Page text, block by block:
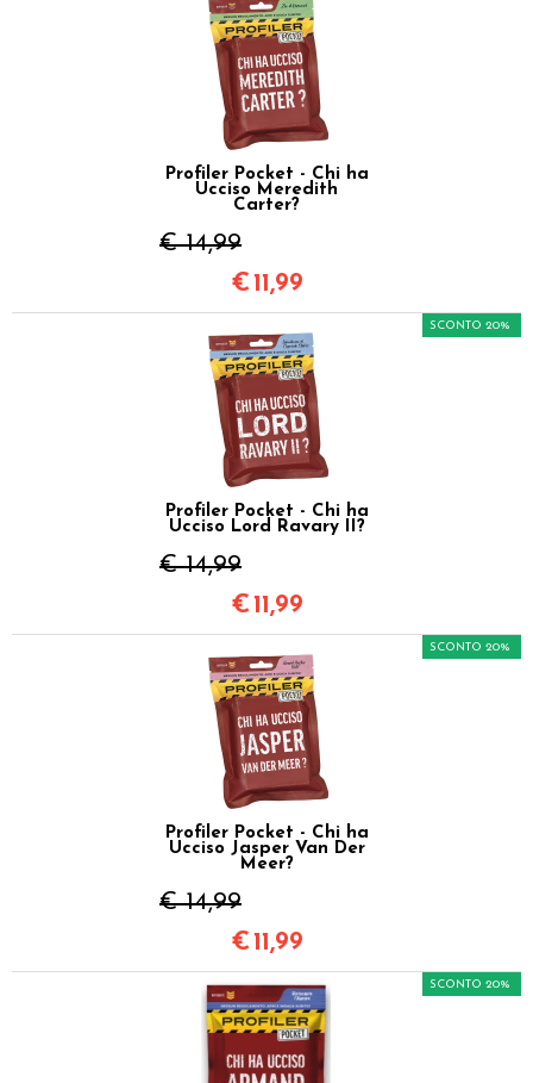
Profiler Pocket - Chi ha
Ucciso Meredith
Carter?
€ 14,99
€ 11,99
Profiler Pocket - Chi ha
Ucciso Lord Ravary II?
€ 14,99
SCONTO 20%
€ 11,99
Profiler Pocket - Chi ha
Ucciso Jasper Van Der
Meer?
€ 14,99
SCONTO 20%
€ 11,99
SCONTO 20%